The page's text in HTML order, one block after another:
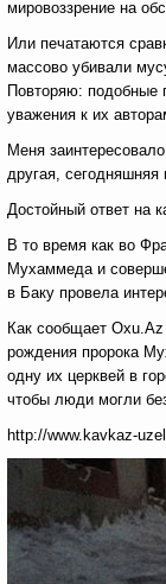
мировоззрение на
Или печатаются
массово убивали
Повторяю: подобные
уважения к их
Меня
другая,
Достойный ответ на
В то время как во
Мухаммеда и
в Баку провела
Как сообщает
рождения пророка
одну их церквей в
чтобы люди могли
http://www.kavkaz-